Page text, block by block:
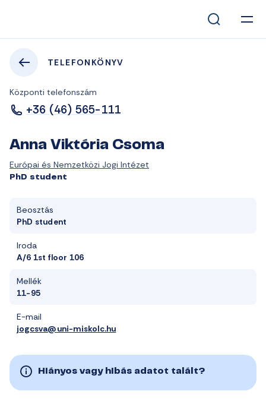
TELEFONKÖNYV
Központi telefonszám
+36 (46) 565-111
Anna Viktória Csoma
Európai és Nemzetközi Jogi Intézet
PhD student
Beosztás
PhD student
Iroda
A/6 1st floor 106
Mellék
11-95
E-mail
jogcsva@uni-miskolc.hu
Hiányos vagy hibás adatot talált?